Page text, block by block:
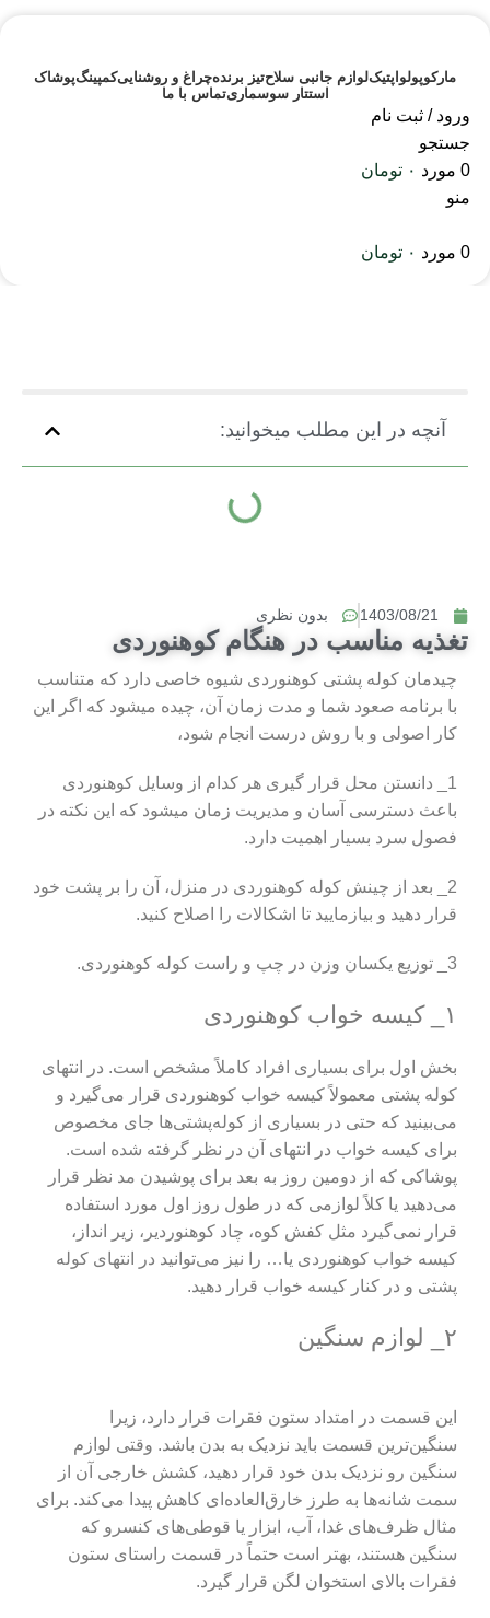
مارکوپولو اپتیکلوازم جانبی سلاحتیز برندهچراغ و روشناییکمپینگپوشاک
استتار سوسماریتماس با ما
ورود / ثبت نام
جستجو
0 مورد ۰ تومان
منو
0 مورد ۰ تومان
1403/08/21 بدون نظری
تغذیه مناسب در هنگام کوهنوردی
چیدمان کوله پشتی کوهنوردی شیوه خاصی دارد که متناسب
با برنامه صعود شما و مدت زمان آن، چیده میشود که اگر این
کار اصولی و با روش درست انجام شود،
1_ دانستن محل قرار گیری هر کدام از وسایل کوهنوردی
باعث دسترسی آسان و مدیریت زمان میشود که این نکته در
فصول سرد بسیار اهمیت دارد.
2_ بعد از چینش کوله کوهنوردی در منزل، آن را بر پشت خود
قرار دهید و بیازمایید تا اشکالات را اصلاح کنید.
3_ توزیع یکسان وزن در چپ و راست کوله کوهنوردی.
۱_ کیسه خواب کوهنوردی
بخش اول برای بسیاری افراد کاملاً مشخص است. در انتهای
کوله‌ پشتی معمولاً کیسه‌ خواب کوهنوردی قرار می‌گیرد و
می‌بینید که حتی در بسیاری از کوله‌پشتی‌ها جای مخصوص
برای کیسه‌ خواب در انتهای آن در نظر گرفته شده است.
پوشاکی که از دومین روز به بعد برای پوشیدن مد نظر قرار
می‌دهید یا کلاً لوازمی که در طول روز اول مورد استفاده
قرار نمی‌گیرد مثل کفش کوه، چاد کوهنوردیر، زیر انداز،
کیسه خواب کوهنوردی یا… را نیز می‌توانید در انتهای کوله
پشتی و در کنار کیسه‌ خواب قرار دهید.
۲_ لوازم سنگین
این قسمت در امتداد ستون فقرات قرار دارد، زیرا
سنگین‌ترین قسمت باید نزدیک به بدن باشد. وقتی لوازم
سنگین رو نزدیک بدن خود قرار دهید، کشش خارجی آن از
سمت شانه‌ها به طرز خارق‌العاده‌ای کاهش پیدا می‌کند. برای
مثال ظرف‌های غدا، آب، ابزار یا قوطی‌های کنسرو که
سنگین هستند، بهتر است حتماً در قسمت راستای ستون
فقرات بالای استخوان لگن قرار گیرد.
آنچه در این مطلب میخوانید: